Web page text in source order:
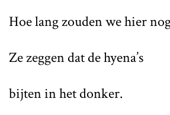
Hoe lang zouden we hier
Ze zeggen dat de hyena’s
bijten in het donker.